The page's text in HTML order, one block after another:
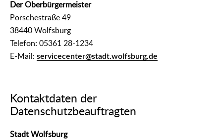
Der Oberbürgermeister
Porschestraße 49
38440 Wolfsburg
Telefon: 05361 28-1234
E-Mail: servicecenter@stadt.wolfsburg.de
Kontaktdaten der
Datenschutzbeauftragten
Stadt Wolfsburg